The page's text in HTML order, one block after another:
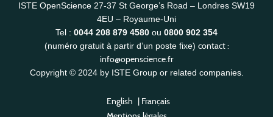
ISTE OpenScience 27-37 St George’s Road – Londres SW19
4EU – Royaume-Uni
Tel : 0044 208 879 4580 ou 0800 902 354
(numéro gratuit à partir d’un poste fixe) contact :
info@openscience.fr
Copyright © 2024 by ISTE Group or related companies.
English | Français